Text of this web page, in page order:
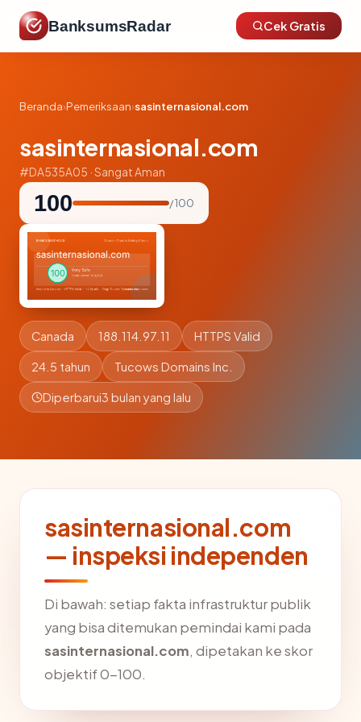
BanksumsRadar Cek Gratis
Beranda›Pemeriksaan›sasinternasional.com
sasinternasional.com
#DA535A05 · Sangat Aman
100 / 100
Canada 188.114.97.11 HTTPS Valid
24.5 tahun Tucows Domains Inc.
Diperbarui3 bulan yang lalu
sasinternasional.com
— inspeksi independen
Di bawah: setiap fakta infrastruktur publik
yang bisa ditemukan pemindai kami pada
sasinternasional.com, dipetakan ke skor
objektif 0-100.